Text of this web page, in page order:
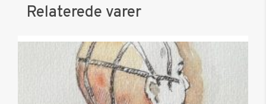
Relaterede varer